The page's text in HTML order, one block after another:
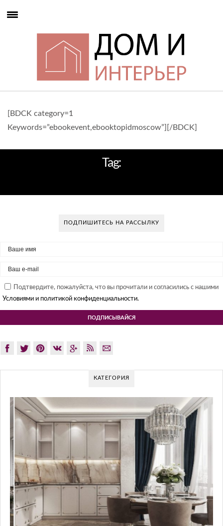
[BDCK category=1
Keywords=”ebookevent,ebooktopidmoscow”][/BDCK]
Tag:
ПОДПИШИТЕСЬ НА РАССЫЛКУ
Подтвердите, пожалуйста, что вы прочитали и согласились с нашими
Условиями и политикой конфиденциальности.
КАТЕГОРИЯ